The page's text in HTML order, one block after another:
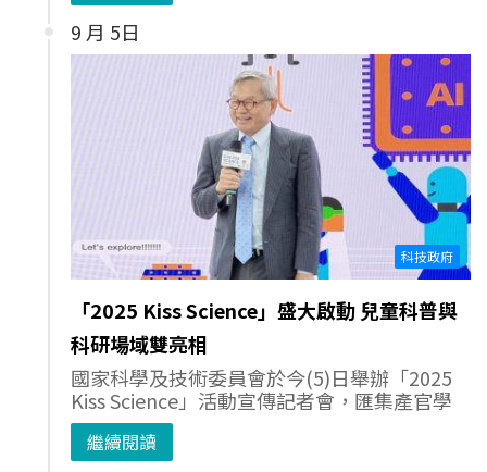
9 月 5日
科技政府
「2025 Kiss Science」盛大啟動 兒童科普與
科研場域雙亮相
國家科學及技術委員會於今(5)日舉辦「2025
Kiss Science」活動宣傳記者會，匯集產官學
繼續閱讀